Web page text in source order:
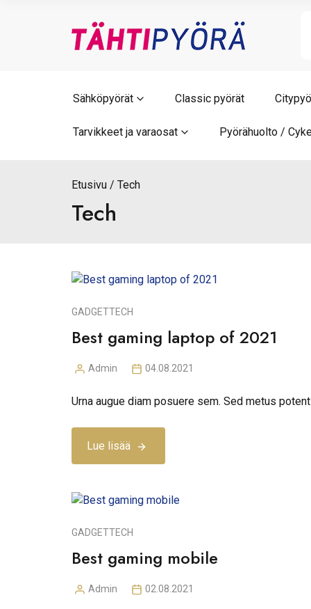
Sähköpyörät Classic pyörät
Tarvikkeet ja varaosat Pyörähuolto /
Etusivu Tech
Tech
GADGETTECH
Best gaming laptop of 2021
Posted
Admin 04.08.2021
Urna augue diam posuere sem. Sed metus
Lue lisää
GADGETTECH
Best gaming mobile
Posted
Admin 02.08.2021